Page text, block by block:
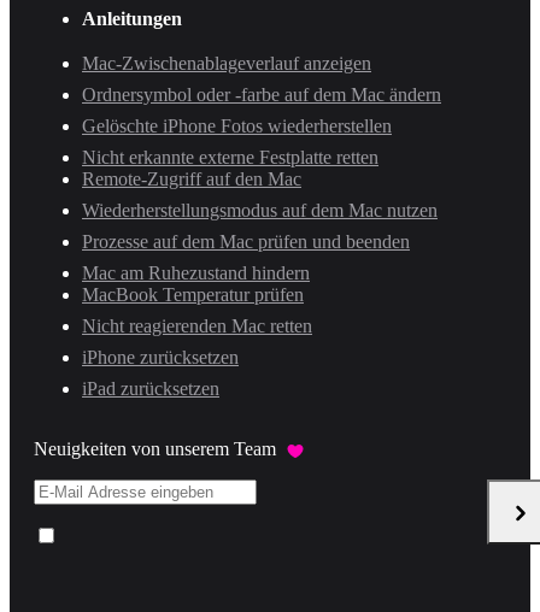
Anleitungen
Mac-Zwischenablageverlauf anzeigen
Ordnersymbol oder -farbe auf dem Mac ändern
Gelöschte iPhone Fotos wiederherstellen
Nicht erkannte externe Festplatte retten
Remote-Zugriff auf den Mac
Wiederherstellungsmodus auf dem Mac nutzen
Prozesse auf dem Mac prüfen und beenden
Mac am Ruhezustand hindern
MacBook Temperatur prüfen
Nicht reagierenden Mac retten
iPhone zurücksetzen
iPad zurücksetzen
Neuigkeiten von unserem Team